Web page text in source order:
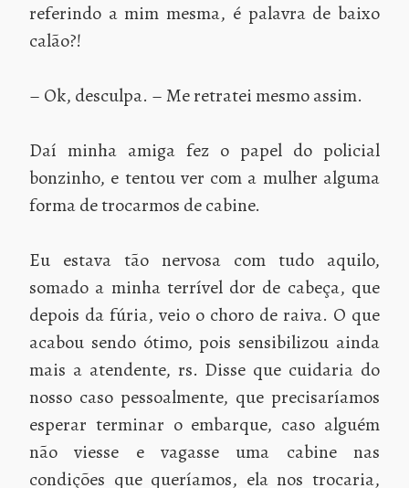
referindo a mim mesma, é palavra de baixo
calão?!
– Ok, desculpa. – Me retratei mesmo assim.
Daí minha amiga fez o papel do policial
bonzinho, e tentou ver com a mulher alguma
forma de trocarmos de cabine.
Eu estava tão nervosa com tudo aquilo,
somado a minha terrível dor de cabeça, que
depois da fúria, veio o choro de raiva. O que
acabou sendo ótimo, pois sensibilizou ainda
mais a atendente, rs. Disse que cuidaria do
nosso caso pessoalmente, que precisaríamos
esperar terminar o embarque, caso alguém
não viesse e vagasse uma cabine nas
condições que queríamos, ela nos trocaria,